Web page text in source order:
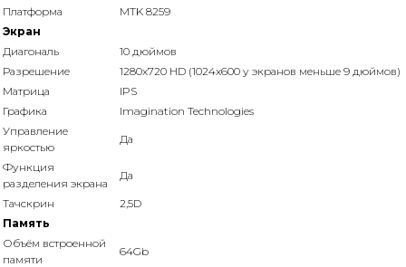
Платформа
MTK 8259
Экран
Диагональ
10 дюймов
Разрешение
1280x720 HD (1024x600 у экранов меньше 9 дюймов)
Матрица
IPS
Графика
Imagination Technologies
Управление
яркостью
Да
Функция
разделения экрана
Да
Тачскрин
2,5D
Память
Объём встроенной
памяти
64Gb